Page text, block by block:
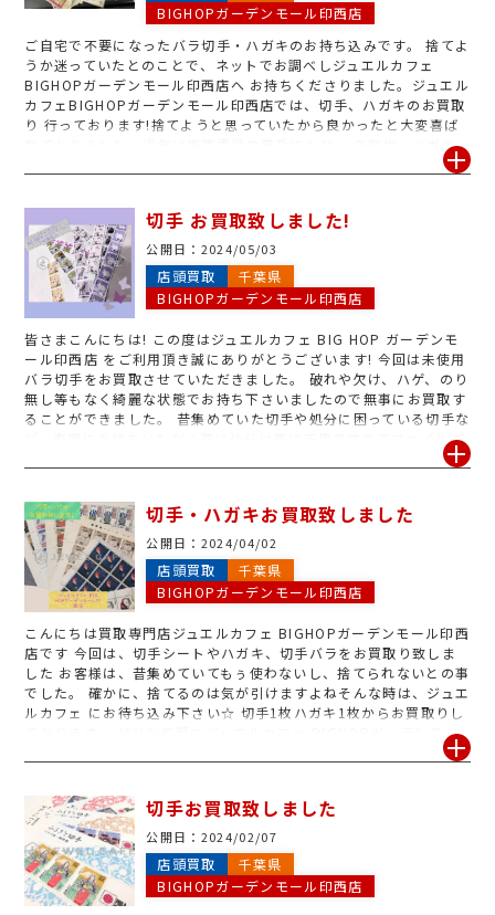
BIGHOPガーデンモール印西店
ご自宅で不要になったバラ切手・ハガキのお持ち込みです。 捨てよ
うか迷っていたとのことで、ネットでお調べしジュエルカフェ
BIGHOPガーデンモール印西店へ お持ちくださりました。ジュエル
カフェBIGHOPガーデンモール印西店では、切手、ハガキのお買取
り 行っております!捨てようと思っていたから良かったと大変喜ば
れておりました。近年は携帯電話の普及により、 年賀状、ハガキ
での挨拶が減り、切手・ハガキともに使用頻度が随分と減りまし
ーデンモール印西店へ
切手 お買取致しました!
公開日： 2024/05/03
店頭買取
千葉県
BIGHOPガーデンモール印西店
皆さまこんにちは! この度はジュエルカフェ BIG HOP ガーデンモ
ール印西店 をご利用頂き誠にありがとうございます! 今回は未使用
バラ切手をお買取させていただきました。 破れや欠け、ハゲ、のり
無し等もなく綺麗な状態でお持ち下さいましたので無事にお買取す
ることができました。 昔集めていた切手や処分に困っている切手な
ど、査定にお持ちいただく際に仕分け等は不用ですのでファイルご
とお持ちいただいて大丈夫です! バラ切手も切手シートもお買取OK
取率などのお問い合わせも受け付けておりますのでお気軽に当店ス
タッフまでお声掛け下さいませ。 皆様のご来店心よりおまちして
おります。
切手・ハガキお買取致しました
公開日： 2024/04/02
店頭買取
千葉県
BIGHOPガーデンモール印西店
こんにちは買取専門店ジュエルカフェ BIGHOPガーデンモール印西
店です 今回は、切手シートやハガキ、切手バラをお買取り致しま
した お客様は、昔集めていてもぅ使わないし、捨てられないとの事
でした。 確かに、捨てるのは気が引けますよねそんな時は、ジュエ
ルカフェ にお待ち込み下さい☆ 切手1枚ハガキ1枚からお買取りし
ております。 ぜひお気軽にジュエルカフェ BIGHOPガーデンモー
切手お買取致しました
公開日： 2024/02/07
店頭買取
千葉県
BIGHOPガーデンモール印西店